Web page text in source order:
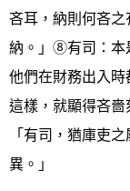
吝耳，納則何吝
納。」⑧有司：本
他們在財務出入
這樣，就顯得吝嗇
「有司，猶庫吏
異。」